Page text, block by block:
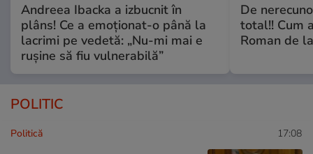
Andreea Ibacka a izbucnit în
plâns! Ce a emoționat-o până la
lacrimi pe vedetă: „Nu-mi mai e
rușine să fiu vulnerabilă”
De
total!! Cum
Roman de
POLITIC
Politică 17:08